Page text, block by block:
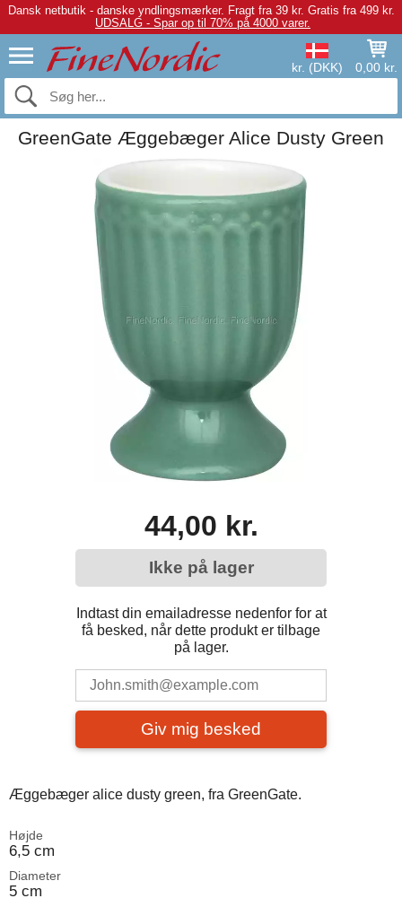
Dansk netbutik - danske yndlingsmærker. Fragt fra 39 kr. Gratis fra 499 kr.
UDSALG - Spar op til 70% på 4000 varer.
kr. (DKK) 0,00 kr.
GreenGate Æggebæger Alice Dusty Green
44,00 kr.
Ikke på lager
Indtast din emailadresse nedenfor for at
få besked, når dette produkt er tilbage
på lager.
Giv mig besked
Æggebæger alice dusty green, fra GreenGate.
Højde
6,5 cm
Diameter
5 cm